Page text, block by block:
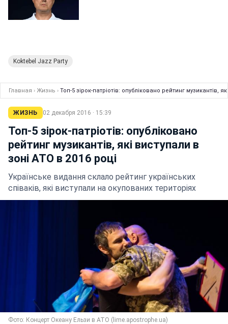
Koktebel Jazz Party
Главная › Жизнь › Топ-5 зірок-патріотів: опубліковано рейтинг музикантів,
ЖИЗНЬ 02 декабря 2016 · 15:39
Топ-5 зірок-патріотів: опубліковано
рейтинг музикантів, які виступали в
зоні АТО в 2016 році
Українське видання склало рейтинг українських
співаків, які виступали на окупованих територіях
Фото: Концерт Океану Ельзи в АТО (lime.apostrophe.ua)